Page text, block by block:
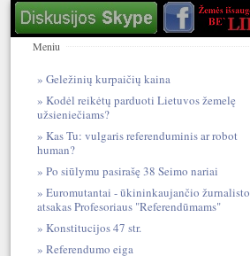
Meniu
Geležinių kurpaičių kaina
Kodėl reikėtų parduoti Lietuvos žemelę
užsieniečiams?
Kas Tu: vulgari​s referendum​inis ar robot
human?
Po siūlymu pasirašę 38 Seimo nariai
Euromutantai - ūkininkaujančio žurnalisto
atsakas Profesoriaus "Referendūmams"
Konstitucijos 47 str.
Referendumo eiga